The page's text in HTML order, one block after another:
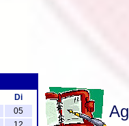
Di
05